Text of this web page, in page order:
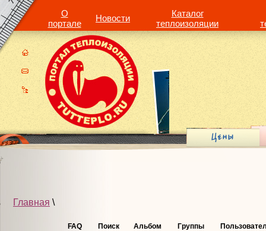
О
портале
Новости
Каталог
теплоизоляции
Главная \
FAQ Поиск Альбом Группы